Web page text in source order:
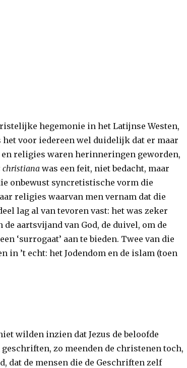
hegemonie in het Latijnse Westen,
voor iedereen wel duidelijk dat er maar
religies waren herinneringen geworden,
christianawas een feit, niet bedacht, maar
onbewust syncretistische vorm die
religies waarvan men vernam dat die
lag al van tevoren vast: het was zeker
aartsvijand van God, de duivel, om de
‘surrogaat’ aan te bieden. Twee van die
’t echt: het Jodendom en de islam (toen
wilden inzien dat Jezus de beloofde
zo meenden de christenen toch,
dat de mensen die de Geschriften zelf